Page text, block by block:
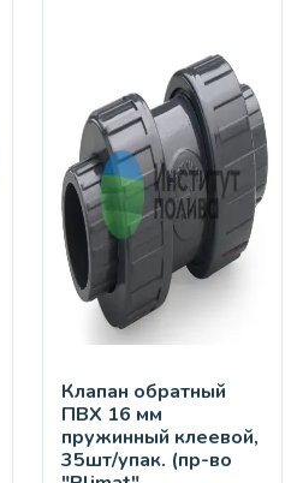
Клапан обратный
ПВХ 16 мм
пружинный клеевой,
35шт/упак. (пр-во